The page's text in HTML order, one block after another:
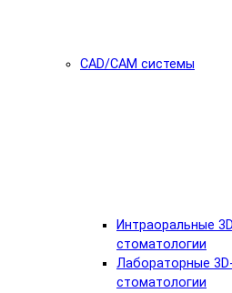
CAD/CAM системы
Интраоральные
стоматологии
Лабораторные
стоматологии